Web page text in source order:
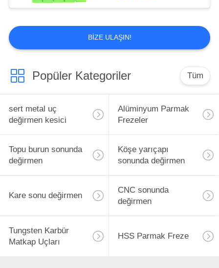
Özel Freze
Takımları
44
BIZE ULAŞIN!
Popüler Kategoriler Tüm
sert metal uç
değirmen kesici
Alüminyum Parmak
Frezeler
Topu burun sonunda
değirmen
Köşe yarıçapı
sonunda değirmen
Kare sonu değirmen
CNC sonunda
değirmen
Tungsten Karbür
Matkap Uçları
HSS Parmak Freze